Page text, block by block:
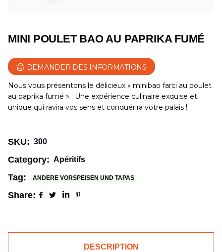
MINI POULET BAO AU PAPRIKA FUMÉ
DEMANDER DES INFORMATIONS
Nous vous présentons le délicieux « minibao farci au poulet
au paprika fumé » : Une expérience culinaire exquise et
unique qui ravira vos sens et conquérira votre palais !
SKU: 300
Category: Apéritifs
Tag: ANDERE VORSPEISEN UND TAPAS
Share:
DESCRIPTION